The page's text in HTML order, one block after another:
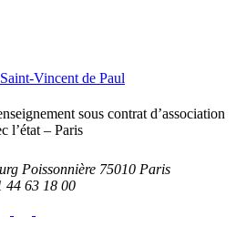
sous contrat d’association
l’état – Paris
Poissonnière 75010 Paris
44 63 18 00